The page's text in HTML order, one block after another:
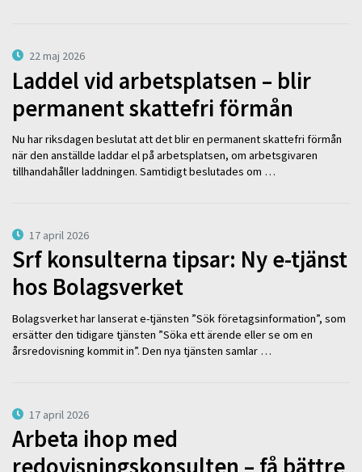
22 maj 2026
Laddel vid arbetsplatsen – blir
permanent skattefri förmån
Nu har riksdagen beslutat att det blir en permanent skattefri förmån
när den anställde laddar el på arbetsplatsen, om arbetsgivaren
tillhandahåller laddningen. Samtidigt beslutades om …
17 april 2026
Srf konsulterna tipsar: Ny e-tjänst
hos Bolagsverket
Bolagsverket har lanserat e-tjänsten ”Sök företagsinformation”, som
ersätter den tidigare tjänsten ”Söka ett ärende eller se om en
årsredovisning kommit in”. Den nya tjänsten samlar …
17 april 2026
Arbeta ihop med